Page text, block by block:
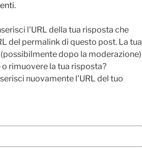
.
l'URL della tua risposta che
del permalink di questo post. La tua
dopo la moderazione)
rimuovere la tua risposta?
nuovamente l'URL del tuo